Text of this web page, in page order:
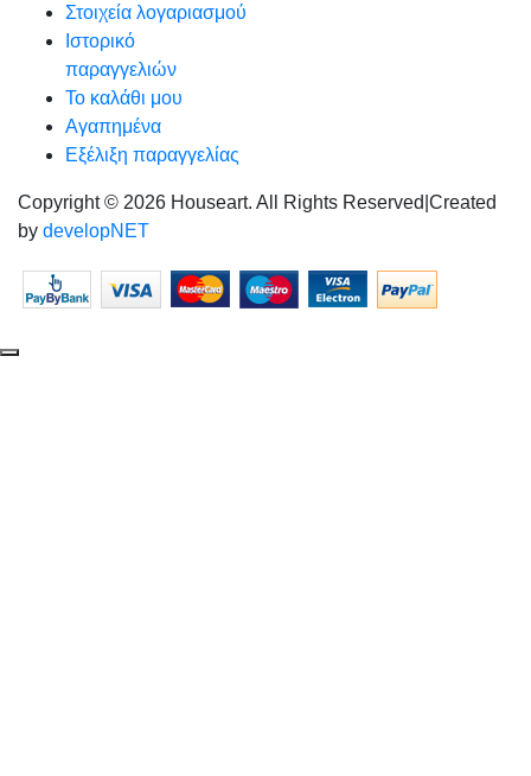
Στοιχεία λογαριασμού
Ιστορικό
παραγγελιών
Το καλάθι μου
Αγαπημένα
Εξέλιξη παραγγελίας
Copyright © 2026 Houseart. All Rights Reserved Created
by developNET